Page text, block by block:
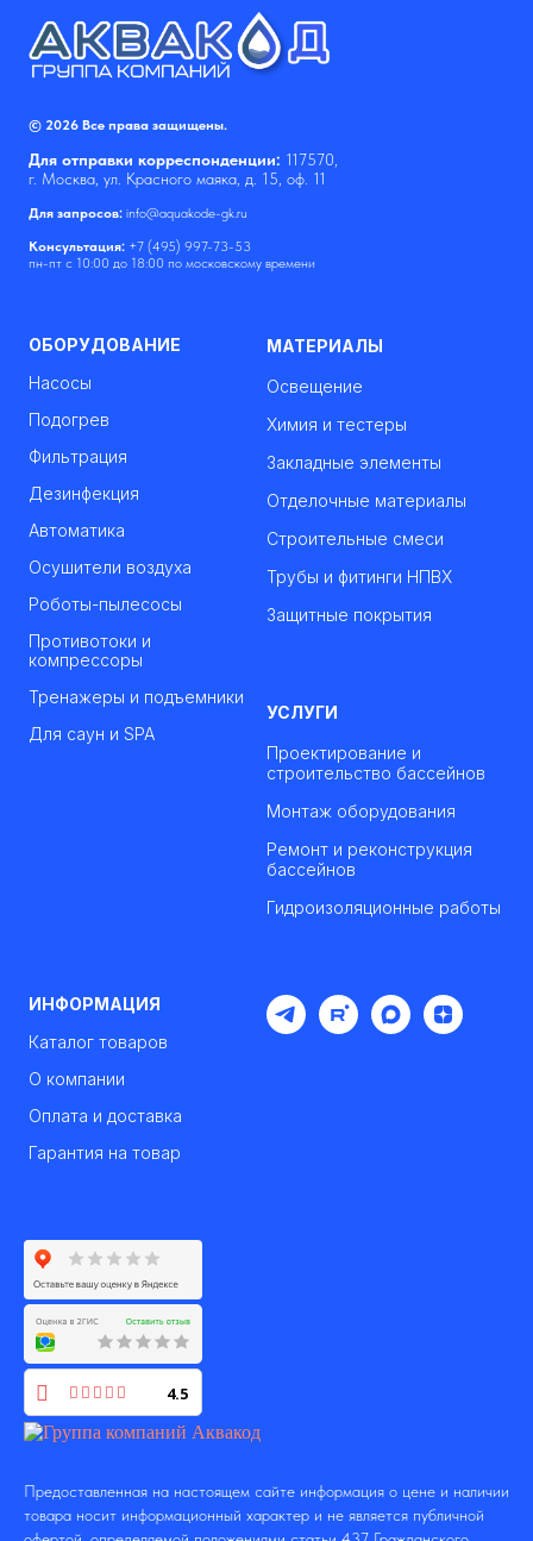
© 2026 Все права защищены.
Для отправки корреспонденции: 117570,
г. Москва, ул. Красного маяка, д. 15, оф. 11
Для запросов: info@aquakode-gk.ru
Консультация: +7 (495) 997-73-53
пн-пт с 10:00 до 18:00 по московскому времени
ОБОРУДОВАНИЕ
Насосы
Подогрев
Фильтрация
Дезинфекция
Автоматика
Осушители воздуха
Роботы-пылесосы
Противотоки и
компрессоры
Тренажеры и подъемники
Для саун и SPA
МАТЕРИАЛЫ
Освещение
Химия и тестеры
Закладные элементы
Отделочные материалы
Строительные смеси
Трубы и фитинги НПВХ
Защитные покрытия
УСЛУГИ
Проектирование и
строительство бассейнов
Монтаж оборудования
Ремонт и реконструкция
бассейнов
Гидроизоляционные работы
ИНФОРМАЦИЯ
Каталог товаров
О компании
Оплата и доставка
Гарантия на товар
4.5
Предоставленная на настоящем сайте информация о цене и наличии
товара носит информационный характер и не является публичной